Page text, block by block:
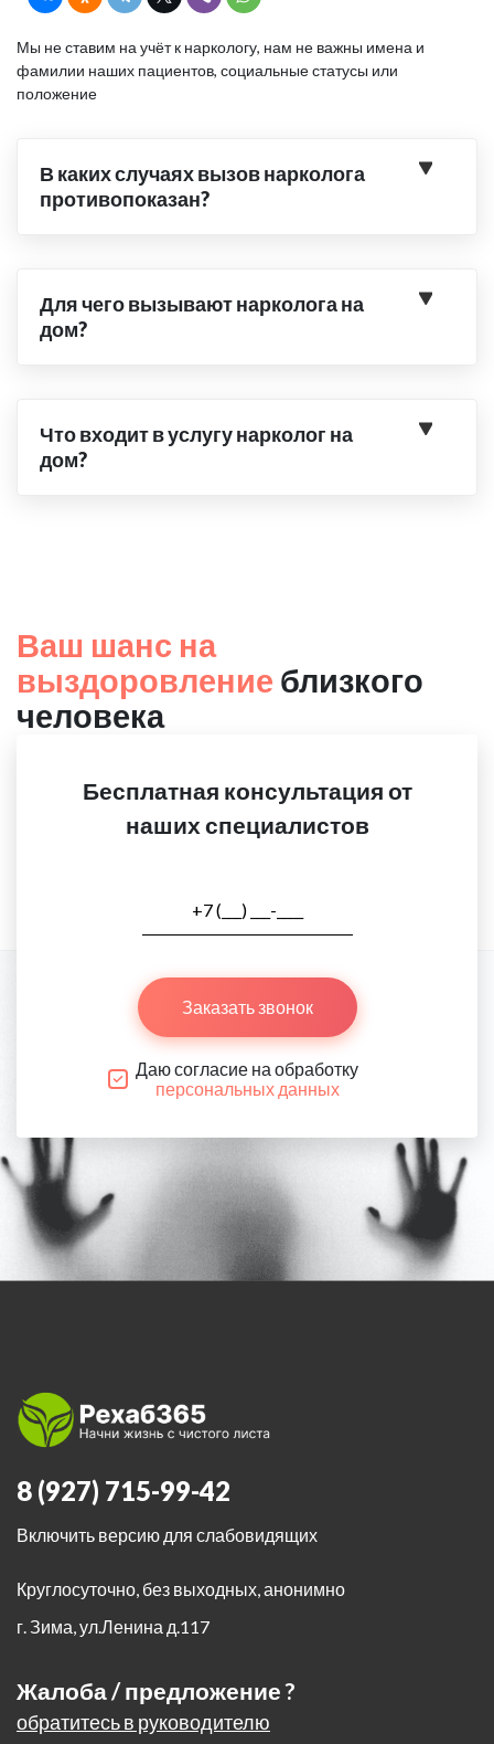
Мы не ставим на учёт к наркологу, нам не важны имена и
фамилии наших пациентов, социальные статусы или
положение
В каких случаях вызов нарколога
противопоказан?
Для чего вызывают нарколога на
дом?
Что входит в услугу нарколог на
дом?
Ваш шанс на
выздоровление близкого
человека
Бесплатная консультация от
наших специалистов
Заказать звонок
Даю согласие на обработку
персональных данных
8 (927) 715-99-42
Включить версию для слабовидящих
Круглосуточно, без выходных, анонимно
г. Зима,ул.Ленина д.117
Жалоба / предложение ?
обратитесь в руководителю